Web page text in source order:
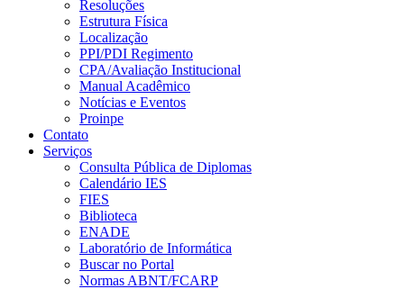
Resoluções
Estrutura Física
Localização
PPI/PDI Regimento
CPA/Avaliação Institucional
Manual Acadêmico
Notícias e Eventos
Proinpe
Contato
Serviços
Consulta Pública de Diplomas
Calendário IES
FIES
Biblioteca
ENADE
Laboratório de Informática
Buscar no Portal
Normas ABNT/FCARP